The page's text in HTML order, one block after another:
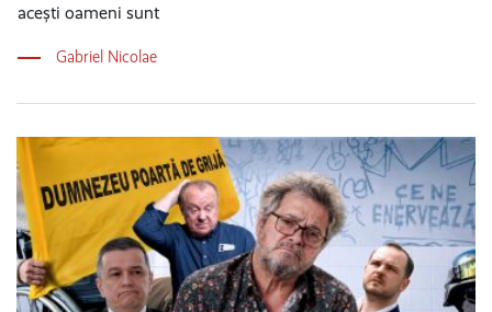
acești oameni sunt
Gabriel Nicolae